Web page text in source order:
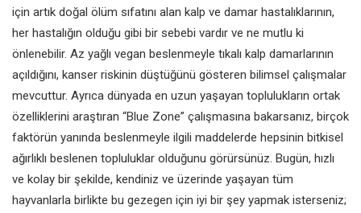
için artık doğal ölüm sıfatını alan kalp ve damar hastalıklarının,
her hastalığın olduğu gibi bir sebebi vardır ve ne mutlu ki
önlenebilir. Az yağlı vegan beslenmeyle tıkalı kalp damarlarının
açıldığını, kanser riskinin düştüğünü gösteren bilimsel çalışmalar
mevcuttur. Ayrıca dünyada en uzun yaşayan toplulukların ortak
özelliklerini araştıran “Blue Zone” çalışmasına bakarsanız, birçok
faktörün yanında beslenmeyle ilgili maddelerde hepsinin bitkisel
ağırlıklı beslenen topluluklar olduğunu görürsünüz. Bugün, hızlı
ve kolay bir şekilde, kendiniz ve üzerinde yaşayan tüm
hayvanlarla birlikte bu gezegen için iyi bir şey yapmak isterseniz;